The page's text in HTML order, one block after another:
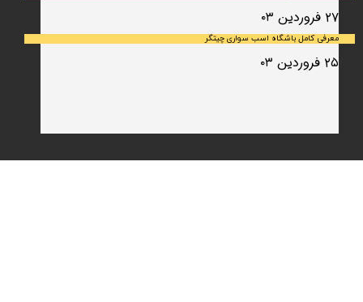
۲۷ فروردین ۰۳
معرفی کامل باشگاه اسب سواری چیتگر
۲۵ فروردین ۰۳